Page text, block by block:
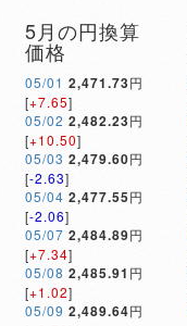
5月の円換算
価格
05/01 2,471.73円
[+7.65]
05/02 2,482.23円
[+10.50]
05/03 2,479.60円
[-2.63]
05/04 2,477.55円
[-2.06]
05/07 2,484.89円
[+7.34]
05/08 2,485.91 円
[+1.02]
05/09 2,489.64円